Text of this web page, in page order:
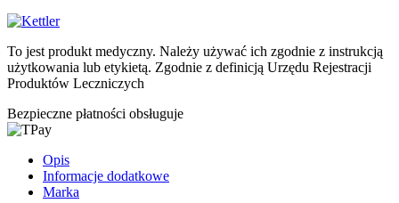
To jest produkt medyczny. Należy używać ich zgodnie z instrukcją
użytkowania lub etykietą. Zgodnie z definicją Urzędu Rejestracji
Produktów Leczniczych
Bezpieczne płatności obsługuje
Opis
Informacje dodatkowe
Marka